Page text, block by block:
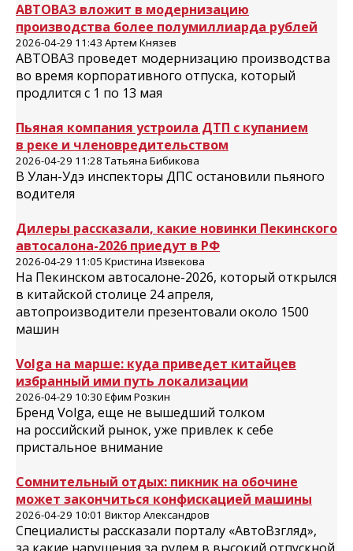
АВТОВАЗ вложит в модернизацию
производства более полумиллиарда рублей
2026-04-29 11:43 Артем Князев
АВТОВАЗ проведет модернизацию производства
во время корпоративного отпуска, который
продлится с 1 по 13 мая
Пьяная компания устроила ДТП с купанием
в реке и членовредительством
2026-04-29 11:28 Татьяна Бибикова
В Улан-Удэ инспекторы ДПС остановили пьяного
водителя
Дилеры рассказали, какие новинки Пекинского
автосалона-2026 приедут в РФ
2026-04-29 11:05 Кристина Извекова
На Пекинском автосалоне-2026, который открылся
в китайской столице 24 апреля,
автопроизводители презентовали около 1500
машин
Volga на марше: куда приведет китайцев
избранный ими путь локализации
2026-04-29 10:30 Ефим Розкин
Бренд Volga, еще не вышедший толком
на российский рынок, уже привлек к себе
пристальное внимание
Сомнительный отдых: пикник на обочине
может закончиться конфискацией машины
2026-04-29 10:01 Виктор Александров
Специалисты рассказали порталу «АвтоВзгляд»,